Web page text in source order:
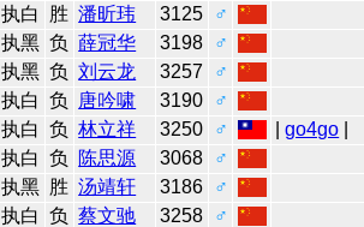
执白 胜 潘昕玮 3125
♂
执黑 负 薛冠华 3198
♂
执黑 负 刘云龙 3257
♂
执白 负 唐吟啸 3190
♂
执白 负 林立祥 3250 ♂ |go4go
执白 负 陈思源 3068
♂
执黑 胜 汤靖轩 3186
♂
执白 负 蔡文驰 3258
♂